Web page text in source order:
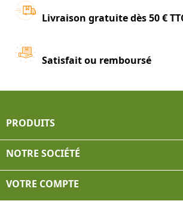
Livraison gratuite dès 50 €
Satisfait ou remboursé
PRODUITS
NOTRE SOCIÉTÉ
VOTRE COMPTE